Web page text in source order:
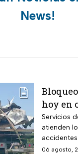
News!
hoy en
Servicios
atienden
en las
06 agosto,